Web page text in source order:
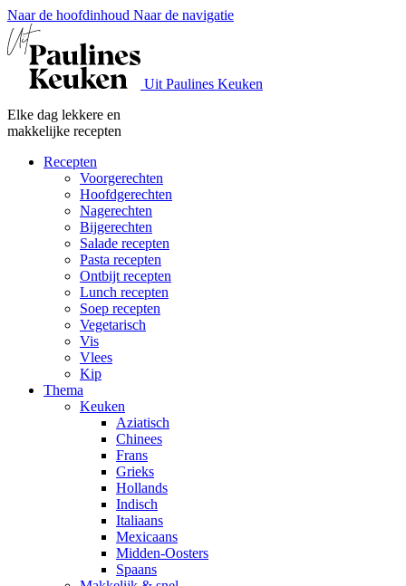
Naar de hoofdinhoud Naar de navigatie
Uit Paulines Keuken
Elke dag lekkere en
makkelijke recepten
Recepten
Voorgerechten
Hoofdgerechten
Nagerechten
Bijgerechten
Salade recepten
Pasta recepten
Ontbijt recepten
Lunch recepten
Soep recepten
Vegetarisch
Vis
Vlees
Kip
Thema
Keuken
Aziatisch
Chinees
Frans
Grieks
Hollands
Indisch
Italiaans
Mexicaans
Midden-Oosters
Spaans